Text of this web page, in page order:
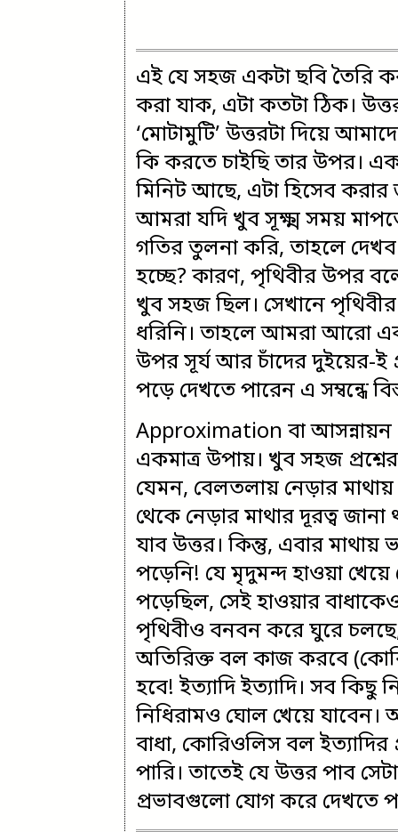
এই যে সহজ একটা ছবি তৈরি
করা যাক, এটা কতটা ঠিক।
‘মোটামুটি’ উত্তরটা দিয়ে
কি করতে চাইছি তার উপর।
মিনিট আছে, এটা হিসেব করার
আমরা যদি খুব সূক্ষ্ম সময়
গতির তুলনা করি, তাহলে
হচ্ছে? কারণ, পৃথিবীর উপর
খুব সহজ ছিল। সেখানে
ধরিনি। তাহলে আমরা আরো
উপর সূর্য আর চাঁদের দুইয়ের-ই
পড়ে দেখতে পারেন এ সম্বন্ধে
Approximation বা আসন্নায়ন
একমাত্র উপায়। খুব সহজ
যেমন, বেলতলায় নেড়ার
থেকে নেড়ার মাথার দূরত্ব
যাব উত্তর। কিন্তু, এবার
পড়েনি! যে মৃদুমন্দ হাওয়া
পড়েছিল, সেই হাওয়ার
পৃথিবীও বনবন করে ঘুরে
অতিরিক্ত বল কাজ করবে
হবে! ইত্যাদি ইত্যাদি। সব কিছু
নিধিরামও ঘোল খেয়ে
বাধা, কোরিওলিস বল
পারি। তাতেই যে উত্তর পাব
প্রভাবগুলো যোগ করে দেখতে